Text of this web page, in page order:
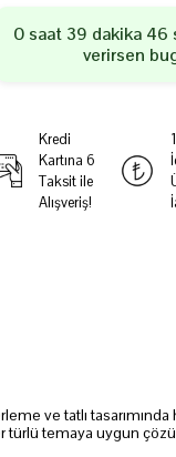
0 saat 39 dakika 45
verirsen
Kredi
Kartına 6
Taksit ile
Alışveriş!
ve tatlı
türlü temaya uygun